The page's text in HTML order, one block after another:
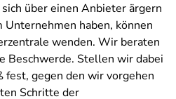
über einen Anbieter ärgern
haben, können
wenden. Wir beraten
Beschwerde. Stellen wir dabei
gegen den wir vorgehen
Schritte der